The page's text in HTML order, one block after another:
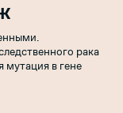
рака
мутация в гене